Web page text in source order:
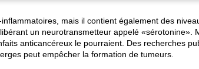
mais il contient également des
un neurotransmetteur appelé «sérotonine».
anticancéreux le pourraient. Des recherches
peut empêcher la formation de tumeurs.